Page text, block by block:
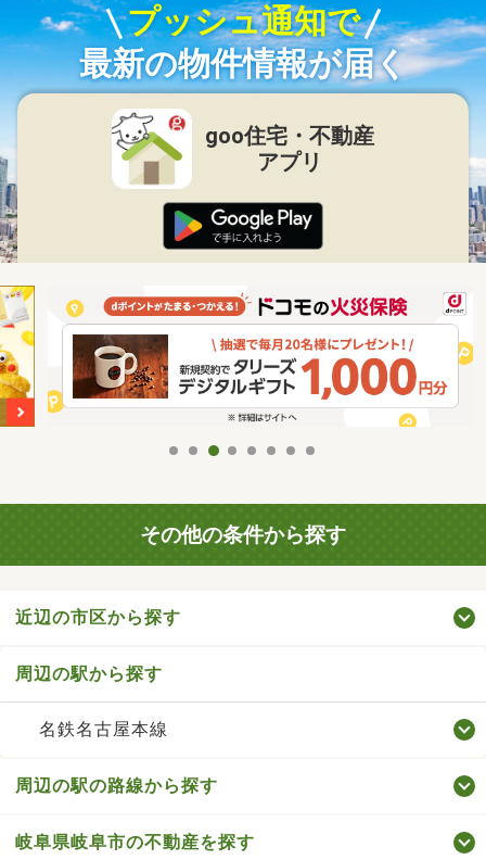
プッシュ通知で
最新の物件情報が届く
goo住宅・不動産
アプリ
その他の条件から探す
近辺の市区から探す
周辺の駅から探す
名鉄名古屋本線
周辺の駅の路線から探す
岐阜県岐阜市の不動産を探す